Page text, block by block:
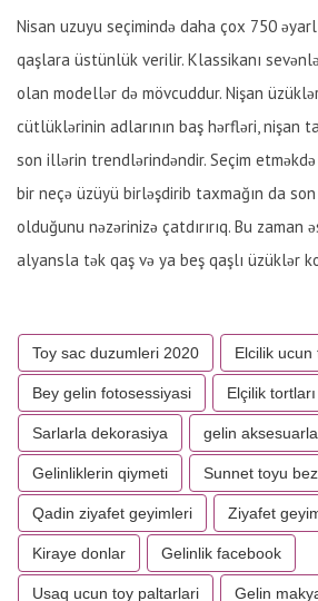
Nisan uzuyu seçimində daha çox 750
qaşlara üstünlük verilir. Klassikanı
olan modellər də mövcuddur. Nişan
cütlüklərinin adlarının baş hərfləri, nişan
son illərin trendlərindəndir. Seçim etməkdə
bir neçə üzüyü birləşdirib taxmağın da
olduğunu nəzərinizə çatdırırıq. Bu zaman
alyansla tək qaş və ya beş qaşlı üzüklər
Toy sac duzumleri 2020 Elcilik ucun
Bey gelin fotosessiyasi Elçilik tortları
Sarlarla dekorasiya gelin
Gelinliklerin qiymeti Sunnet toyu
Qadin ziyafet geyimleri Ziyafet
Kiraye donlar Gelinlik facebook
Usaq ucun toy paltarlari Gelin